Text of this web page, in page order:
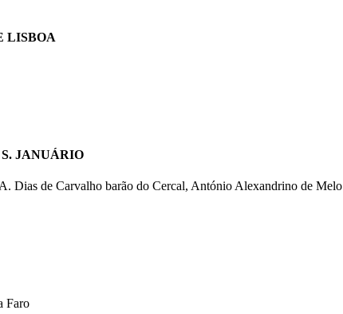
LISBOA
JANUÁRIO
Dias de Carvalho barão do Cercal, António Alexandrino de Melo
Faro